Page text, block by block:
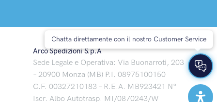
Arco Spedizioni S.p.A
Sede Legale e Operativa: Via Buonarroti, 203
– 20900 Monza (MB) P.I. 08975100150
C.F. 00327210183 – R.E.A. MB923421 N°
Iscr. Albo Autotrasp. MI/0870243/W
Chatta direttamente con il nostro Customer Service